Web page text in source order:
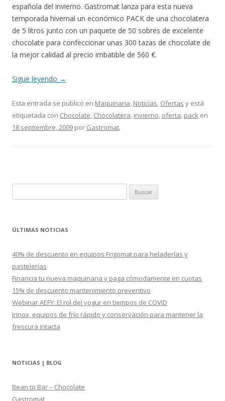
española del invierno. Gastromat lanza para esta nueva
temporada hivernal un económico PACK de una chocolatera
de 5 litros junto con un paquete de 50 sobres de excelente
chocolate para confeccionar unas 300 tazas de chocolate de
la mejor calidad al precio imbatible de 560 €.
Sigue leyendo →
Esta entrada se publicó en Maquinaria, Noticias, Ofertas y está
etiquetada con Chocolate, Chocolatera, invierno, oferta, pack en
18 septiembre, 2009 por Gastromat.
u
c
r
ÚLTIMAS NOTICIAS
40% de descuento en equipos Frigomat para heladerías y
pastelerías
Financia tu nueva maquinaria y paga cómodamente en cuotas
15% de descuento mantenimiento preventivo
Webinar AEFY: El rol del yogur en tiempos de COVID
Irinox, equipos de frío rápido y conservación para mantener la
frescura intacta
NOTICIAS | BLOG
Bean to Bar – Chocolate
Gastromat